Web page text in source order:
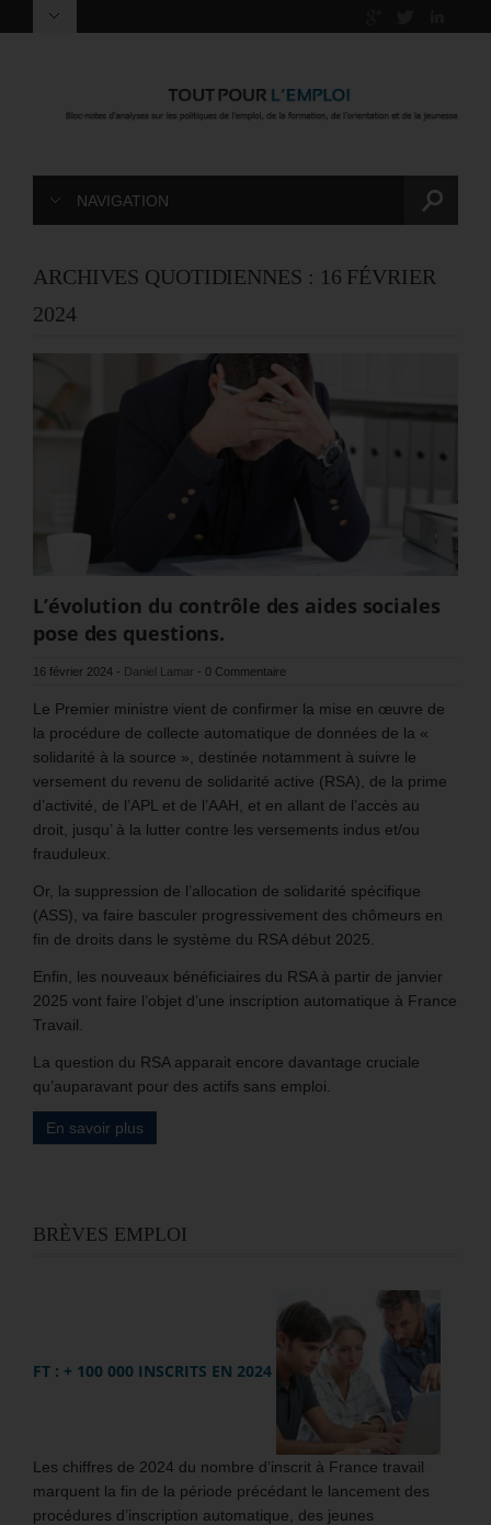
NAVIGATION
ARCHIVES QUOTIDIENNES : 16 FÉVRIER
2024
L’évolution du contrôle des aides sociales
pose des questions.
16 février 2024 - Daniel Lamar - 0 Commentaire
Le Premier ministre vient de confirmer la mise en œuvre de
la procédure de collecte automatique de données de la «
solidarité à la source », destinée notamment à suivre le
versement du revenu de solidarité active (RSA), de la prime
d’activité, de l’APL et de l’AAH, et en allant de l’accès au
droit, jusqu’ à la lutter contre les versements indus et/ou
frauduleux.
Or, la suppression de l’allocation de solidarité spécifique
(ASS), va faire basculer progressivement des chômeurs en
fin de droits dans le système du RSA début 2025.
Enfin, les nouveaux bénéficiaires du RSA à partir de janvier
2025 vont faire l’objet d’une inscription automatique à France
Travail.
La question du RSA apparait encore davantage cruciale
qu’auparavant pour des actifs sans emploi.
En savoir plus
BRÈVES EMPLOI
FT : + 100 000 INSCRITS EN 2024
Les chiffres de 2024 du nombre d’inscrit à France travail
marquent la fin de la période précédant le lancement des
procédures d’inscription automatique, des jeunes